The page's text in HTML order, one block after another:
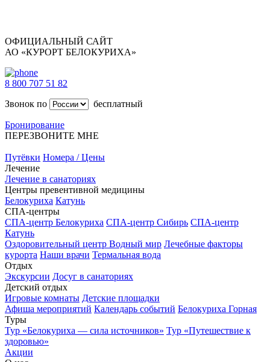
ОФИЦИАЛЬНЫЙ САЙТ
АО «КУРОРТ БЕЛОКУРИХА»
8 800 707 51 82
Звонок по
бесплатный
Бронирование
ПЕРЕЗВОНИТЕ МНЕ
Путёвки Номера / Цены
Лечение
Лечение в санаториях
Центры превентивной медицины
Белокуриха Катунь
СПА-центры
СПА-центр Белокуриха СПА-центр Сибирь СПА-центр
Катунь
Оздоровительный центр Водный мир Лечебные факторы
курорта Наши врачи Термальная вода
Отдых
Экскурсии Досуг в санаториях
Детский отдых
Игровые комнаты Детские площадки
Афиша мероприятий Календарь событий Белокуриха Горная
Туры
Тур «Белокуриха — сила источников» Тур «Путешествие к
здоровью»
Акции